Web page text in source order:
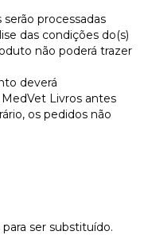
processadas
das condições do(s)
não poderá trazer
deverá
Livros antes
os pedidos não
ser substituído.